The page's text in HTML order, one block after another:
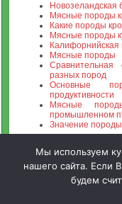
Новозеландская
Мясные породы
Какие породы
Мясные породы
Калифорнийская
Мясные породы
Сравнительная
разных пород
Основные
продуктивности
Мясные
промышленном
Значение породы
Зооинженерный
Мы используем
нашего сайта. Если
будем